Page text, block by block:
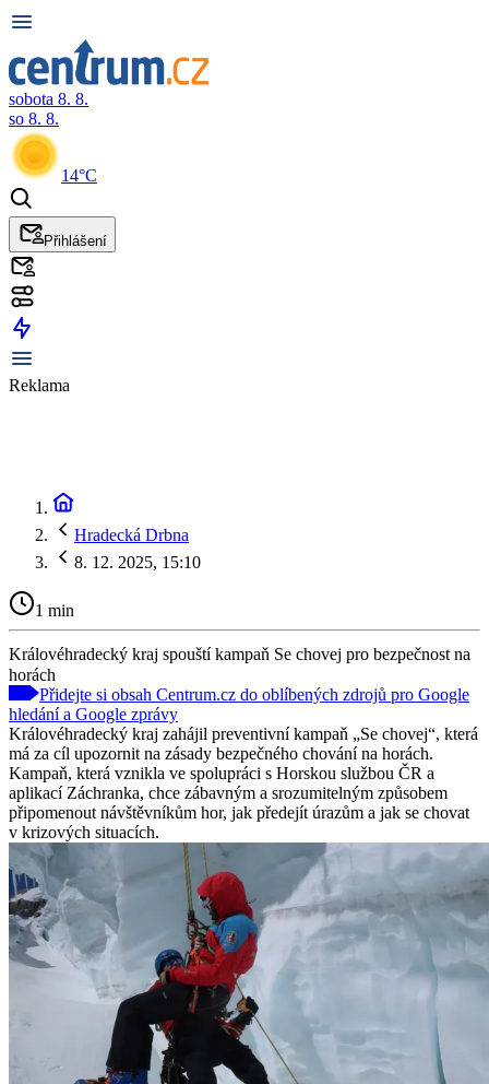
sobota 8. 8.
so 8. 8.
14°C
Přihlášení
Reklama
Hradecká Drbna
8. 12. 2025, 15:10
1 min
Královéhradecký kraj spouští kampaň Se chovej pro bezpečnost na
horách
Přidejte si obsah Centrum.cz do oblíbených zdrojů pro Google
hledání a Google zprávy
Královéhradecký kraj zahájil preventivní kampaň „Se chovej“, která
má za cíl upozornit na zásady bezpečného chování na horách.
Kampaň, která vznikla ve spolupráci s Horskou službou ČR a
aplikací Záchranka, chce zábavným a srozumitelným způsobem
připomenout návštěvníkům hor, jak předejít úrazům a jak se chovat
v krizových situacích.